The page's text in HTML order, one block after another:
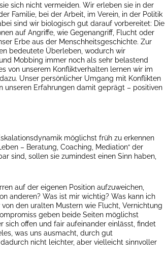
sich nicht vermeiden. Wir erleben sie in der
Familie, bei der Arbeit, im Verein, in der Politik
sind wir biologisch gut darauf vorbereitet: Die
auf Angriffe, wie Gegenangriff, Flucht oder
Erbe aus der Menschheitsgeschichte. Zur
bedeutete Überleben, wodurch wir
Mobbing immer noch als sehr belastend
von unserem Konfliktverhalten lernen wir im
Unser persönlicher Umgang mit Konflikten
unseren Erfahrungen damit geprägt – positiven
möglichst früh zu erkennen
– Beratung, Coaching, Mediation“ der
sind, sollen sie zumindest einen Sinn haben,
auf der eigenen Position aufzuweichen,
anderen? Was ist mir wichtig? Was kann ich
den uralten Mustern wie Flucht, Vernichtung
geben beide Seiten möglichst
sich offen und fair aufeinander einlässt, findet
was uns ausmacht, durch gut
nicht leichter, aber vielleicht sinnvoller